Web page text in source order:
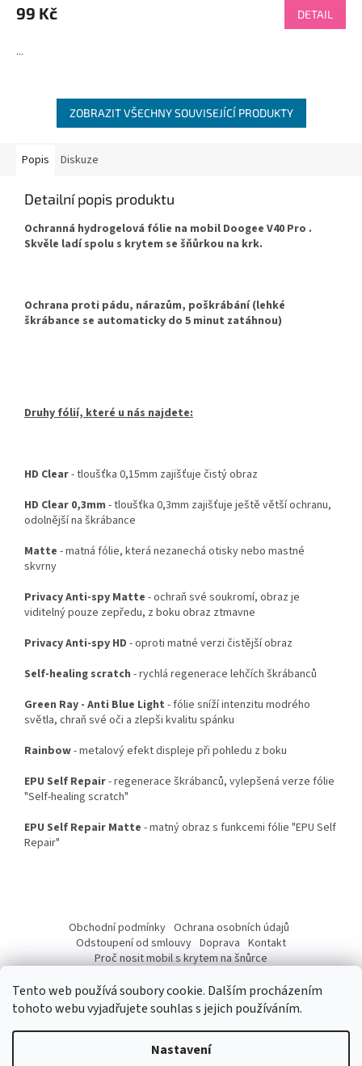
Tento web používá soubory cookie. Dalším procházením
tohoto webu vyjadřujete souhlas s jejich používáním.
Nastavení
produktu
je
z
99 Kč DETAIL
...
ZOBRAZIT VŠECHNY SOUVISEJÍCÍ PRODUKTY
Popis Diskuze
Detailní popis produktu
Ochranná hydrogelová fólie na mobil Doogee V40 Pro .
Skvěle ladí spolu s krytem se šňůrkou na krk.
Ochrana proti pádu, nárazům, poškrábání (lehké
škrábance se automaticky do 5 minut zatáhnou)
Druhy fólií, které u nás najdete:
HD Clear- tloušťka 0,15mm zajišťuje čistý obraz
HD Clear 0,3mm - tloušťka 0,3mm zajišťuje ještě větší ochranu,
odolnější na škrábance
Matte - matná fólie, která nezanechá otisky nebo mastné
skvrny
Privacy Anti-spy Matte - ochraň své soukromí, obraz je
viditelný pouze zepředu, z boku obraz ztmavne
Privacy Anti-spy HD - oproti matné verzi čistější obraz
Self-healing scratch - rychlá regenerace lehčích škrábanců
Green Ray - Anti Blue Light - fólie sníží intenzitu modrého
světla, chraň své oči a zlepši kvalitu spánku
Rainbow- metalový efekt displeje při pohledu z boku
EPU Self Repair- regenerace škrábanců, vylepšená verze fólie
"Self-healing scratch"
EPU Self Repair Matte - matný obraz s funkcemi fólie "EPU Self
Repair"
a
Obchodní podmínky Ochrana osobních údajů
Odstoupení od smlouvy Doprava Kontakt
Proč nosit mobil s krytem na šnůrce
Vytvořil Shoptet